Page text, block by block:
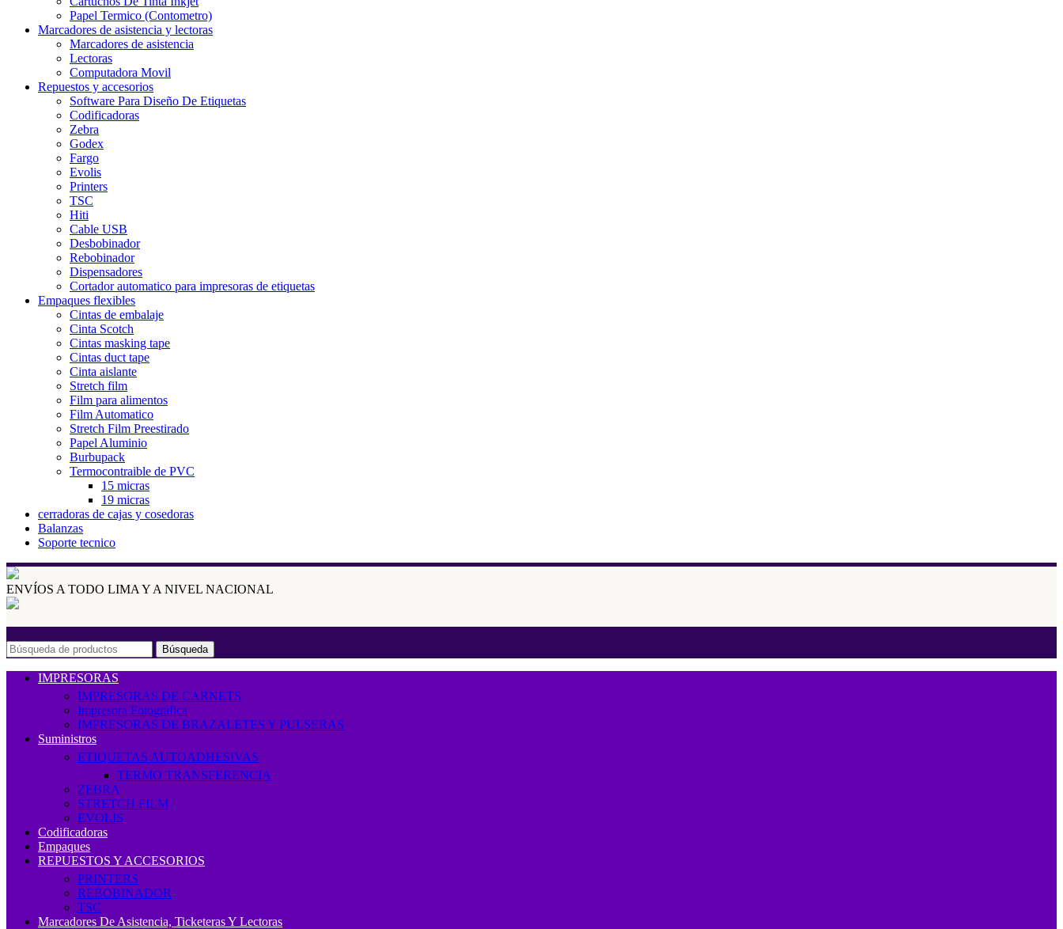
Papel Termico (Contometro)
Marcadores de asistencia y lectoras
Marcadores de asistencia
Lectoras
Computadora Movil
Repuestos y accesorios
Software Para Diseño De Etiquetas
Codificadoras
Zebra
Godex
Fargo
Evolis
Printers
TSC
Hiti
Cable USB
Desbobinador
Rebobinador
Dispensadores
Cortador automatico para impresoras de etiquetas
Empaques flexibles
Cintas de embalaje
Cinta Scotch
Cintas masking tape
Cintas duct tape
Cinta aislante
Stretch film
Film para alimentos
Film Automatico
Stretch Film Preestirado
Papel Aluminio
Burbupack
Termocontraible de PVC
15 micras
19 micras
cerradoras de cajas y cosedoras
Balanzas
Soporte tecnico
ENVÍOS A TODO LIMA Y A NIVEL NACIONAL
Búsqueda
IMPRESORAS
IMPRESORAS DE CARNETS
Impresora Fotográfica
IMPRESORAS DE BRAZALETES Y PULSERAS
Suministros
ETIQUETAS AUTOADHESIVAS
TERMO TRANSFERENCIA
ZEBRA
STRETCH FILM
EVOLIS
Codificadoras
Empaques
REPUESTOS Y ACCESORIOS
PRINTERS
REBOBINADOR
TSC
Marcadores De Asistencia, Ticketeras Y Lectoras